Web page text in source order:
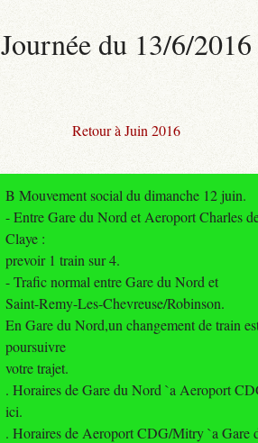
Journée du 13/6/2016
Retour à Juin 2016
B Mouvement social du dimanche 12 juin.
- Entre Gare du Nord et Aeroport Charles
Claye :
prevoir 1 train sur 4.
- Trafic normal entre Gare du Nord et
Saint-Remy-Les-Chevreuse/Robinson.
En Gare du Nord,un changement de train
poursuivre
votre trajet.
. Horaires de Gare du Nord `a Aeroport
ici.
. Horaires de Aeroport CDG/Mitry `a Gare